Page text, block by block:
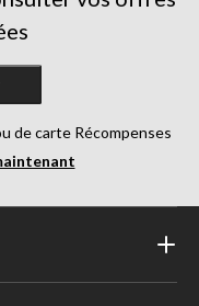
de carte Récompenses